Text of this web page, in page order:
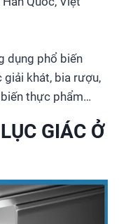
dụng phổ biến
khát, bia rượu,
thực phẩm…
GIÁC Ở